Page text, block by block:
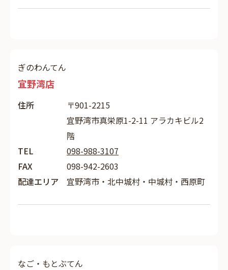
ぎのわんてん
宜野湾店
住所
〒901-2215
宜野湾市真栄原1-2-11 アラカキビル2
階
TEL
098-988-3107
FAX
098-942-2603
配達エリア
宜野湾市・北中城村・中城村・西原町
なご・もとぶてん